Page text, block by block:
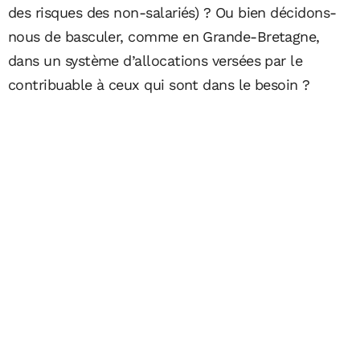
des risques des non-salariés) ? Ou bien décidons-
nous de basculer, comme en Grande-Bretagne,
dans un système d’allocations versées par le
contribuable à ceux qui sont dans le besoin ?